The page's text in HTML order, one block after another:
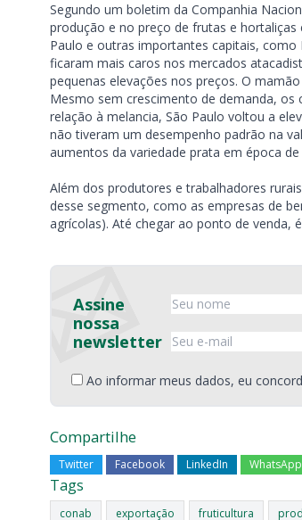
Segundo um boletim da Companhia
produção e no preço de frutas e
Paulo e outras importantes capitais,
ficaram mais caros nos mercados
pequenas elevações nos preços. O
Mesmo sem crescimento de demanda,
relação à melancia, São Paulo voltou a
não tiveram um desempenho padrão na
aumentos da variedade prata em época
Além dos produtores e trabalhadores
desse segmento, como as empresas de
agrícolas). Até chegar ao ponto de venda,
Assine
nossa
newsletter
Ao informar meus dados, eu
Compartilhe
Twitter Facebook LinkedIn WhatsApp
Tags
conab exportação fruticultura